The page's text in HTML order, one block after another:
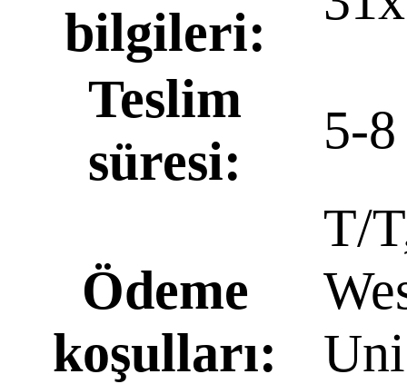
bilgileri:
Teslim
süresi:
5-
Ödeme
koşulları:
T/